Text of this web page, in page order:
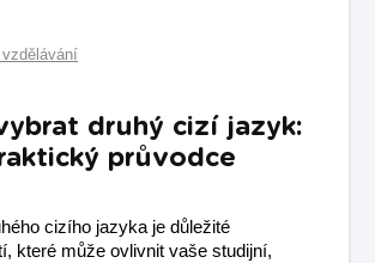
druhý cizí jazyk:
průvodce
cizího jazyka je důležité
které může ovlivnit vaše studijní,